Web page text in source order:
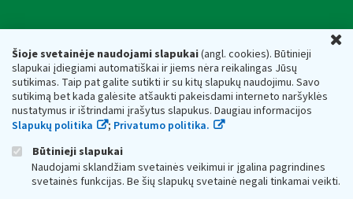
Šioje svetainėje naudojami slapukai(angl. cookies). Būtinieji
slapukai įdiegiami automatiškai ir jiems nėra reikalingas Jūsų
sutikimas. Taip pat galite sutikti ir su kitų slapukų naudojimu. Savo
sutikimą bet kada galėsite atšaukti pakeisdami interneto naršyklės
nustatymus ir ištrindami įrašytus slapukus. Daugiau informacijos
Slapukų politika
; Privatumo politika.
Būtinieji slapukai
Naudojami sklandžiam svetainės veikimui ir įgalina pagrindines
svetainės funkcijas. Be šių slapukų svetainė negali tinkamai veikti.
Respublikos finansų ministerijos
Biudžetinė įstaiga. Juridinio asmens kodas — 188659752,
adresas: Vasario 16-osios g. 14, 01107 Vilnius, Lietuva, el.paštas:
vmi@vmi.lt, E. pristatymo dėžutės adresas 188659752
Duomenys apie Valstybinę mokesčių inspekciją prie Lietuvos
Respublikos finansų ministerijos kaupiami ir saugomi Juridinių